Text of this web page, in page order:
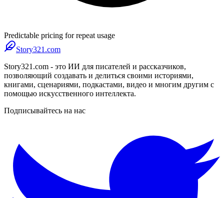
Predictable pricing for repeat usage
Story321.com
Story321.com - это ИИ для писателей и рассказчиков,
позволяющий создавать и делиться своими историями,
книгами, сценариями, подкастами, видео и многим другим с
помощью искусственного интеллекта.
Подписывайтесь на нас